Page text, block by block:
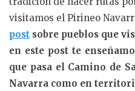
visitamos el Pirineo
post sobre pueblos que
en este post te
que pasa el Camino de
Navarra como en